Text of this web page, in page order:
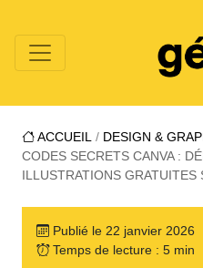
ACCUEIL / DESIGN &
CODES SECRETS CANVA :
ILLUSTRATIONS GRATUITES
Publié le 22 janvier 2026
Temps de lecture : 5 min